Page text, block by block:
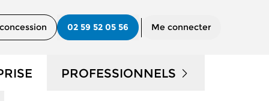
02 59 52 05 56 Me connecter
PROFESSIONNELS